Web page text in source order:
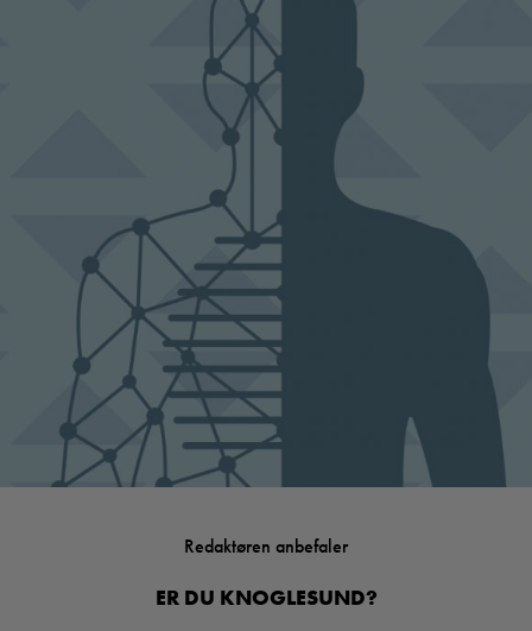
Redaktøren anbefaler
ER DU KNOGLESUND?